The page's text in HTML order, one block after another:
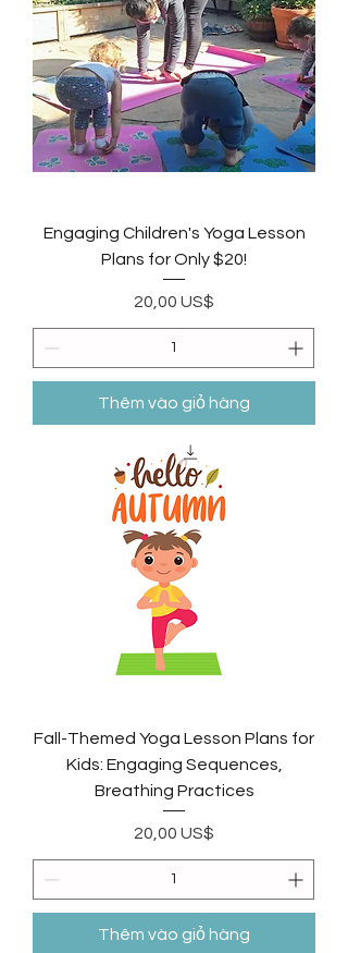
Engaging Children's Yoga Lesson
Plans for Only $20!
Giá
20,00 US$
Thêm vào giỏ hàng
Fall-Themed Yoga Lesson Plans for
Kids: Engaging Sequences,
Breathing Practices
Giá
20,00 US$
Thêm vào giỏ hàng